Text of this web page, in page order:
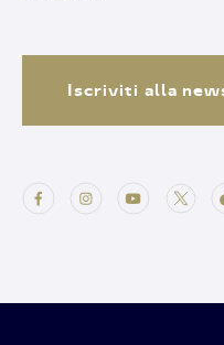
Iscriviti alla